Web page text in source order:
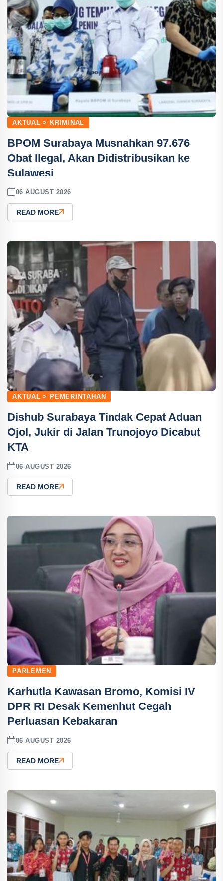
AKTUAL > KRIMINAL
BPOM Surabaya Musnahkan 97.676
Obat Ilegal, Akan Didistribusikan ke
Sulawesi
06 AUGUST 2026
READ MORE
AKTUAL > PEMERINTAHAN
Dishub Surabaya Tindak Cepat Aduan
Ojol, Jukir di Jalan Trunojoyo Dicabut
KTA
06 AUGUST 2026
READ MORE
PARLEMEN
Karhutla Kawasan Bromo, Komisi IV
DPR RI Desak Kemenhut Cegah
Perluasan Kebakaran
06 AUGUST 2026
READ MORE